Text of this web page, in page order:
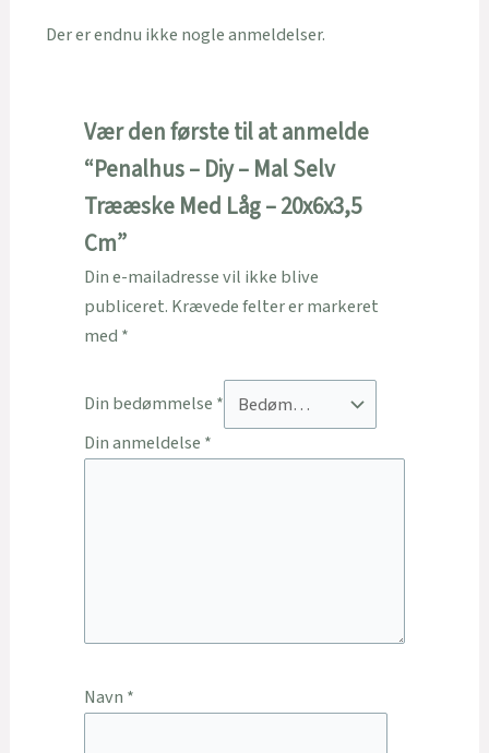
Der er endnu ikke nogle anmeldelser.
Vær den første til at anmelde
“Penalhus – Diy – Mal Selv
Trææske Med Låg – 20x6x3,5
Cm”
Din e-mailadresse vil ikke blive
publiceret. Krævede felter er markeret
med *
Din bedømmelse *
Din anmeldelse *
Navn *